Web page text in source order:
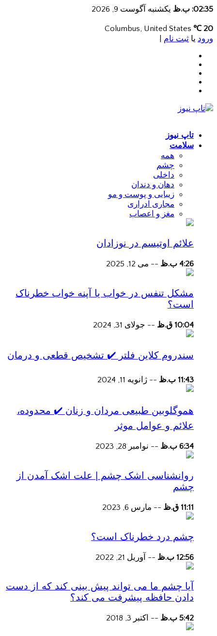
02:35: ب.ظ یکشنبه آگوست 9, 2026
20 ℃
ورود یا ثبت نام
تاپ نیوز
سلامت
همه
چشم
داخلی
دهان و دندان
زیبایی و پوست و مو
مجاری ادراری
مغز و اعصاب
علائم اوتیسم در نوزادان
4:26 ب.ظ -- می 12, 2025
مشکل تنفس در خواب یا آپنه خواب خطرناک
است؟
10:04 ق.ظ -- جولای 31, 2024
سندروم کلاین فلتر ✔️ تشخیص قطعی و درمان
11:43 ب.ظ -- ژانویه 11, 2024
هموگلوبین طبیعی مردان و زنان ✔️ محدوده،
علائم و عوامل موثر
6:34 ب.ظ -- نوامبر 28, 2023
روانشناسی اشک چشم | علت اشک آمدن از
چشم
11:11 ق.ظ -- مارس 6, 2023
چشم درد خطرناک است؟
12:56 ب.ظ -- آوریل 21, 2022
آیا چشم ما می تواند پیش بینی کند که از دست
دادن حافظه پیشرفت می کند؟
5:42 ب.ظ -- اکتبر 3, 2018